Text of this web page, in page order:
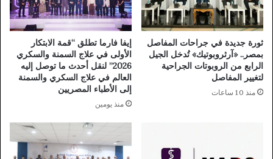
ثورة جديدة في جراحات المفاصل
بمصر.. «آرثروبوتيك» تُدخل الجيل
الرابع من الروبوتات الجراحية
لتغيير المفاصل
منذ 10 ساعات
إيفا فارما تطلق “قمة الابتكار
الأولى في علاج السمنة والسكري
2026” لنقل أحدث ما توصل إليه
العالم في علاج السكري والسمنة
إلى الأطباء المصريين
منذ يومين